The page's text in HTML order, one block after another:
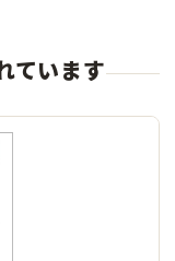
ています